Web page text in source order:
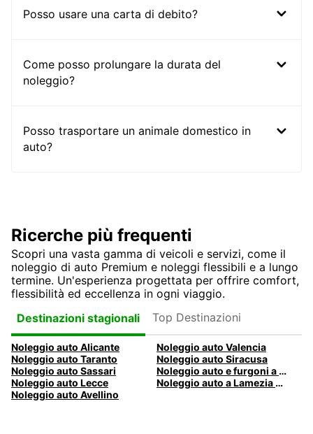
Posso usare una carta di debito?
Come posso prolungare la durata del
noleggio?
Posso trasportare un animale domestico in
auto?
Ricerche più frequenti
Scopri una vasta gamma di veicoli e servizi, come il
noleggio di auto Premium e noleggi flessibili e a lungo
termine. Un'esperienza progettata per offrire comfort,
flessibilità ed eccellenza in ogni viaggio.
Destinazioni stagionali
Top Destinazioni
Noleggio auto Alicante
Noleggio auto Valencia
Noleggio auto Taranto
Noleggio auto Siracusa
Noleggio auto Sassari
Noleggio auto e furgoni a Pescara
Noleggio auto Lecce
Noleggio auto a Lamezia Terme, Italia
Noleggio auto Avellino